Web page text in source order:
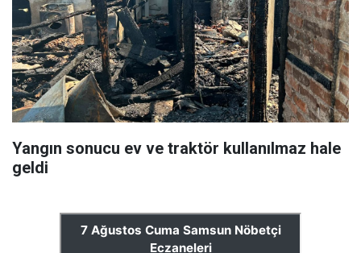
Yangın sonucu ev ve traktör kullanılmaz hale
geldi